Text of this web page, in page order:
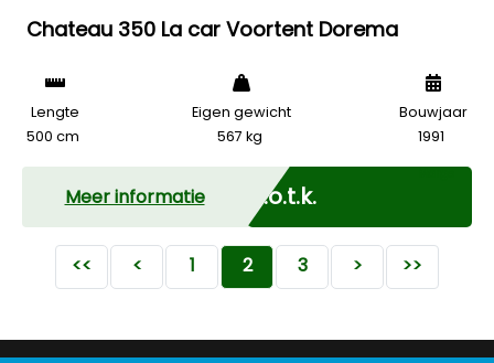
Chateau 350 La car Voortent Dorema
Lengte
500 cm
Eigen gewicht
567 kg
Bouwjaar
1991
Meer informatie N.o.t.k.
<< < 1 2 3 > >>